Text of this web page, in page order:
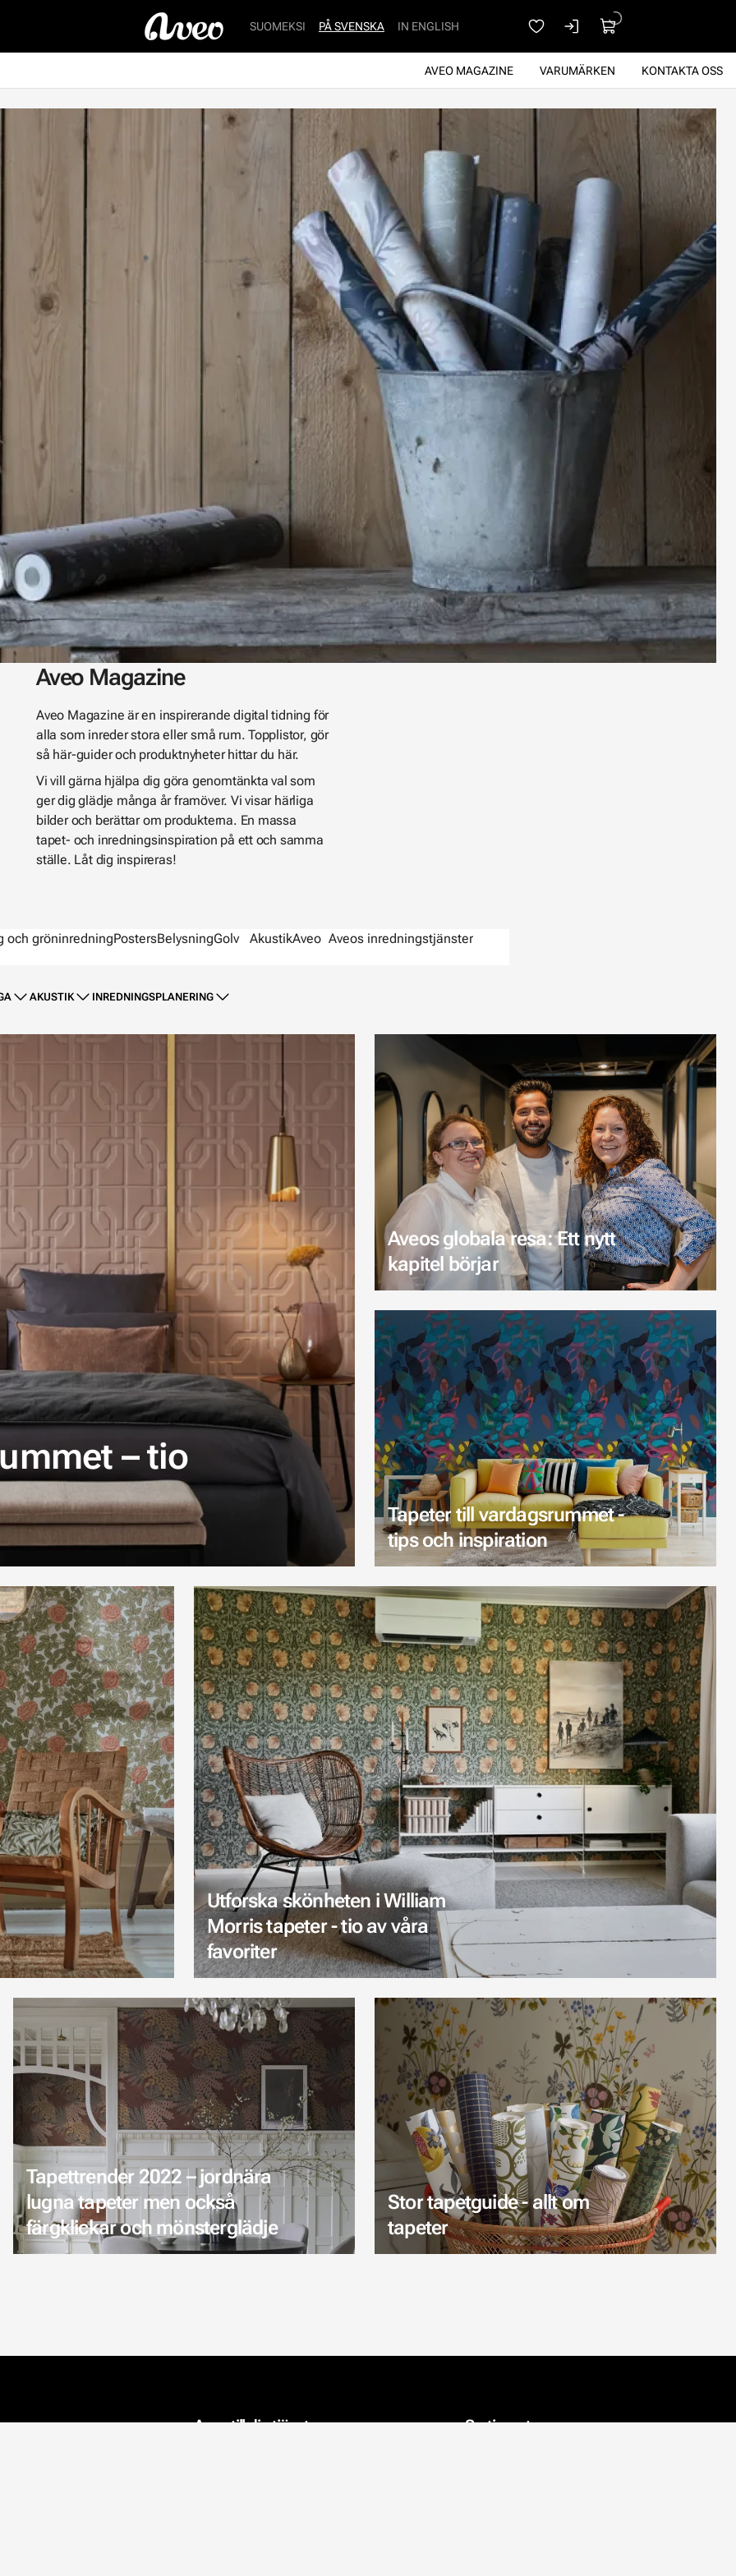
KONTAKTA OSS
VARUMÄRKEN
AVEO MAGAZINE
SUOMEKSI PÅ SVENSKA IN ENGLISH
Aveo Magazine
Aveo Magazine är en inspirerande digital tidning för
alla som inreder stora eller små rum. Topplistor, gör
så här-guider och produktnyheter hittar du här.
Vi vill gärna hjälpa dig göra genomtänkta val som
ger dig glädje många år framöver. Vi visar härliga
bilder och berättar om produkterna. En massa
tapet- och inredningsinspiration på ett och samma
ställe. Låt dig inspireras!
och gröninredningPostersBelysningGolv AkustikAveo Aveos inredningstjänster
AKUSTIK INREDNINGSPLANERING
– tio
Aveos globala resa: Ett nytt
kapitel börjar
Tapeter till vardagsrummet -
tips och inspiration
Utforska skönheten i William
Morris tapeter - tio av våra
favoriter
Tapettrender 2022 – jordnära
lugna tapeter men också
färgklickar och mönsterglädje
Stor tapetguide - allt om
tapeter
Aveo till din tjänst Sortiment